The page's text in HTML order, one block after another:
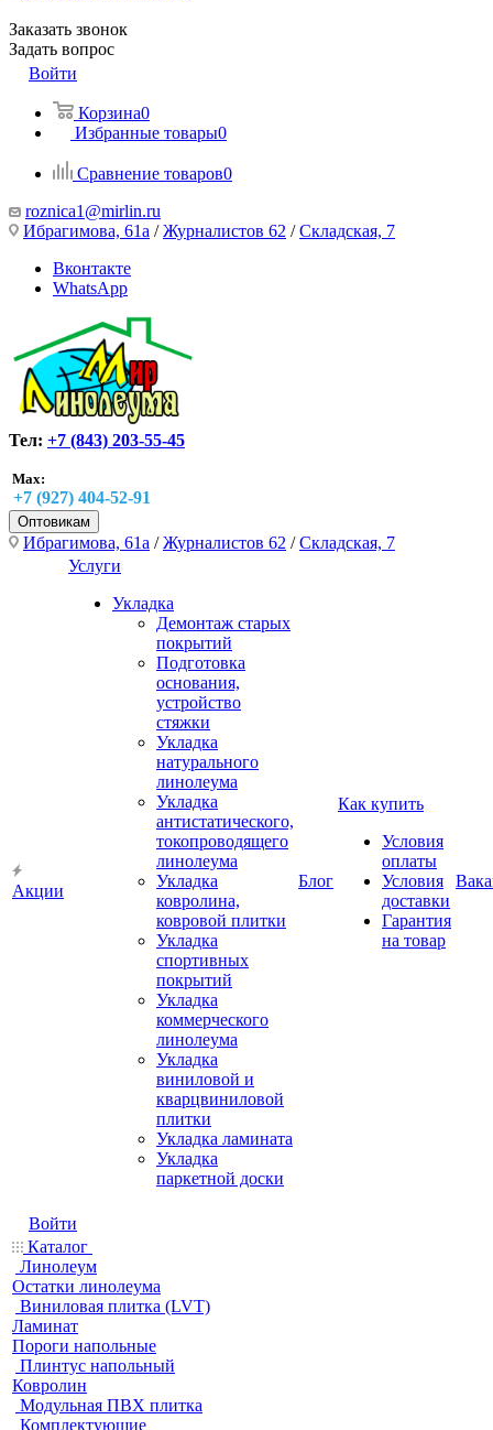
Заказать звонок
Задать вопрос
Войти
Корзина0
Избранные товары0
Сравнение товаров0
roznica1@mirlin.ru
Ибрагимова, 61а /Журналистов 62 /Складская, 7
Вконтакте
WhatsApp
Тел: +7 (843) 203-55-45
Max:
+7 (927) 404-52-91
Оптовикам
Ибрагимова, 61а /Журналистов 62 /Складская, 7
Акции
Услуги
Укладка
Демонтаж старых
покрытий
Подготовка
основания,
устройство
стяжки
Укладка
натурального
линолеума
Укладка
антистатического,
токопроводящего
линолеума
Укладка
ковролина,
ковровой плитки
Укладка
спортивных
покрытий
Укладка
коммерческого
линолеума
Укладка
виниловой и
кварцвиниловой
плитки
Укладка ламината
Укладка
паркетной доски
Блог
Как купить
Условия
оплаты
Условия
доставки
Гарантия
на товар
Войти
Каталог
Линолеум
Остатки линолеума
Виниловая плитка (LVT)
Ламинат
Пороги напольные
Плинтус напольный
Ковролин
Модульная ПВХ плитка
Комплектующие